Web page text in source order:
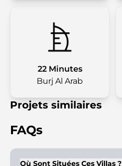
22 Minutes
Burj Al Arab
Projets similaires
FAQs
Où Sont Situées Ces Villas ?